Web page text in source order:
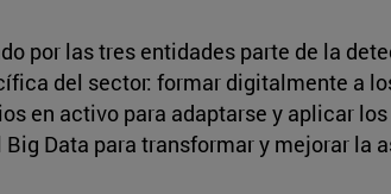
por las tres entidades parte de la
del sector: formar digitalmente a
en activo para adaptarse y aplicar
Big Data para transformar y mejorar la